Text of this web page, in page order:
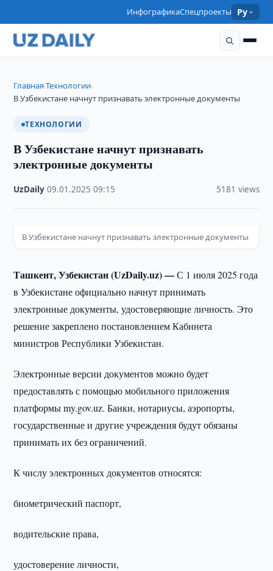
ИнфографикаСпецпроекты Ру
Главная›Технологии›
В Узбекистане начнут признавать электронные документы
ТЕХНОЛОГИИ
В Узбекистане начнут признавать
электронные документы
UzDaily ·09.01.2025 ·09:15 5181 views
В Узбекистане начнут признавать электронные документы
Ташкент, Узбекистан (UzDaily.uz) —С 1 июля 2025 года
в Узбекистане официально начнут принимать
электронные документы, удостоверяющие личность. Это
решение закреплено постановлением Кабинета
министров Республики Узбекистан.
Электронные версии документов можно будет
предоставлять с помощью мобильного приложения
платформы my.gov.uz. Банки, нотариусы, аэропорты,
государственные и другие учреждения будут обязаны
принимать их без ограничений.
К числу электронных документов относятся:
биометрический паспорт,
водительские права,
удостоверение личности,